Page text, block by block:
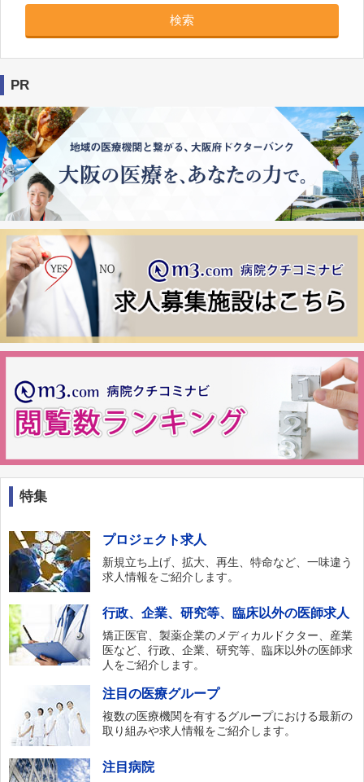
検索
PR
特集
プロジェクト求人
新規立ち上げ、拡大、再生、特命など、一味違う
求人情報をご紹介します。
行政、企業、研究等、臨床以外の医師求人
矯正医官、製薬企業のメディカルドクター、産業
医など、行政、企業、研究等、臨床以外の医師求
人をご紹介します。
注目の医療グループ
複数の医療機関を有するグループにおける最新の
取り組みや求人情報をご紹介します。
注目病院